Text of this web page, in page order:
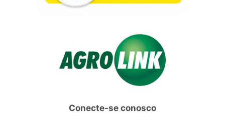
Conecte-se conosco